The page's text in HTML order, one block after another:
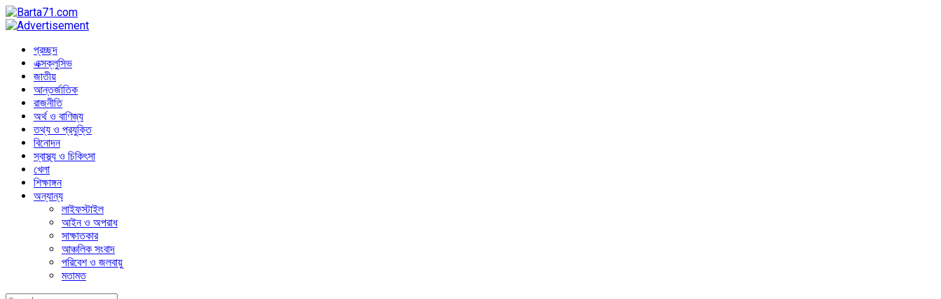
প্রচ্ছদ
এক্সক্লুসিভ
জাতীয়
আন্তর্জাতিক
রাজনীতি
অর্থ ও বাণিজ্য
তথ্য ও প্রযুক্তি
বিনোদন
স্বাস্থ্য ও চিকিৎসা
খেলা
শিক্ষাঙ্গন
অন্যান্য
লাইফস্টাইল
আইন ও অপরাধ
সাক্ষাতকার
আঞ্চলিক সংবাদ
পরিবেশ ও জলবায়ু
মতামত